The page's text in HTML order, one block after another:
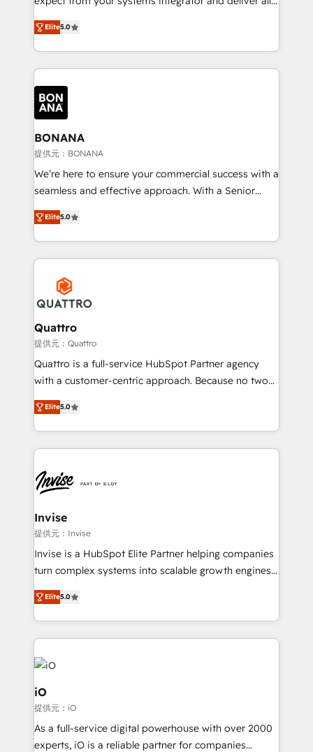
the agency services you'd expect from your
HubSpot Solutions Partner. As one of the UK's
longest-standing partners, we are experts at
maximising the value of the HubSpot platform and
building an integrated growth stack that brings your
business, operational and technical requirements to
life, and creates a 360˚ view of your customer to
help your teams do more. We specialise in HubSpot
technical services, website design and development
as well as agency services that help set you up for
success. Now, more than ever you need to connect
customer service. It's time to empower your teams
to create great customer experiences that generate
happen.
Elite5.0
BONANA
提供元：BONANA
We’re here to ensure your commercial success with a
seamless and effective approach. With a Senior
team that has 10+ years of experience in HubSpot,
we have a deep understanding of SaaS, Business
Services and E-commerce together with Retail. We
streamline and enhance your Sales, Marketing &
Service efforts, providing insights in your
commercial operations. We're good at RevOps,
automating and optimizing your marketing, sales &
service operations with AI, designing and building
your website, and we drive growth through Account-
Based Marketing, SEO, SEA and many other tactics.
No worries, we will advise you in which to deploy
brings us to our mission; to effectively guide as
much Benelux companies as possible to be
Elite5.0
Quattro
提供元：Quattro
Quattro is a full-service HubSpot Partner agency
with a customer-centric approach. Because no two
clients have the same needs, Quattro offer a
bespoke approach for every client. Services include
business growth strategies, sales enablement, CRM
set-up, Migrations, Integrations, Enterprise level
Ops Hub Software, inbound marketing strategy,
content strategies, branding, HubSpot CMS,
bespoke web apps and growth driven design
websites. Experienced in helping Global B2B
Manufacturers, Fintech, Professional Services, IT and
SaaS industries.
Elite5.0
Invise
提供元：Invise
Invise is a HubSpot Elite Partner helping companies
turn complex systems into scalable growth engines.
We combine strategy, technology and change
management to drive measurable results. As part of
the fast-growing Siloy Group, we unite more than
250+ HubSpot experts across Europe – ready to
build a CRM architecture optimized to support your
business goals. Talk to us if you’re looking to: -
Connect marketing, sales and operations around one
reliable source of truth - Unlock the full value of your
CRM and marketing data, not just implement a
system - Accelerate impact with a partner who
Elite5.0
iO
提供元：iO
As a full-service digital powerhouse with over 2000
experts, iO is a reliable partner for companies